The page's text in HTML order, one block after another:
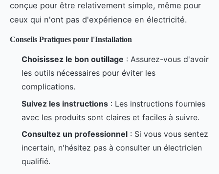
conçue pour être relativement simple, même pour
ceux qui n'ont pas d'expérience en électricité.
Conseils Pratiques pour l'Installation
Choisissez le bon outillage : Assurez-vous d'avoir
les outils nécessaires pour éviter les
complications.
Suivez les instructions : Les instructions fournies
avec les produits sont claires et faciles à suivre.
Consultez un professionnel : Si vous vous sentez
incertain, n'hésitez pas à consulter un électricien
qualifié.